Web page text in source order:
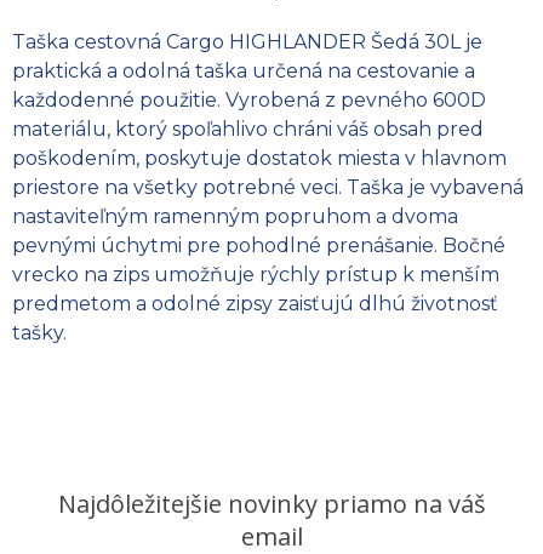
Taška cestovná Cargo HIGHLANDER Šedá 30L je
praktická a odolná taška určená na cestovanie a
každodenné použitie. Vyrobená z pevného 600D
materiálu, ktorý spoľahlivo chráni váš obsah pred
poškodením, poskytuje dostatok miesta v hlavnom
priestore na všetky potrebné veci. Taška je vybavená
nastaviteľným ramenným popruhom a dvoma
pevnými úchytmi pre pohodlné prenášanie. Bočné
vrecko na zips umožňuje rýchly prístup k menším
predmetom a odolné zipsy zaisťujú dlhú životnosť
tašky.
Najdôležitejšie novinky priamo na váš
email